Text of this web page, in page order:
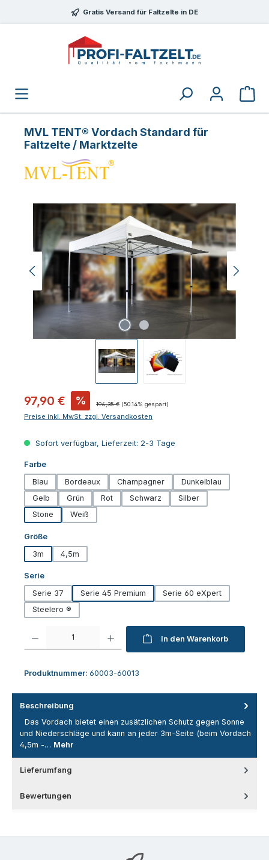
Zum Hauptinhalt springenGratis Versand für Faltzelte in DE
MVL TENT® Vordach Standard für
Faltzelte / Marktzelte
Bildergalerie überspringen
Verkaufspreis:
97,90 € % Regulärer Preis:
196,35 € (50.14% gespart)
Preise inkl. MwSt. zzgl. Versandkosten
Sofort verfügbar, Lieferzeit: 2-3 Tage
Farbeauswählen
Blau
Bordeaux Champagner
Dunkelblau
Gelb
Grün Rot Schwarz
Silber
Stone
Weiß
Größeauswählen
3m
4,5m
Serieauswählen
Serie 37
Serie 45 Premium
Serie 60 eXpert
Steelero ®
Produkt Anzahl: Gib den gewünschten Wert ein oder benutze die
In den Warenkorb
Produktnummer: 60003-60013
Beschreibung
Das Vordach bietet einen zusätzlichen Schutz gegen Sonne
und Niederschläge und kann an jeder 3m-Seite (beim Vordach
4,5m -… Mehr
Lieferumfang
Bewertungen